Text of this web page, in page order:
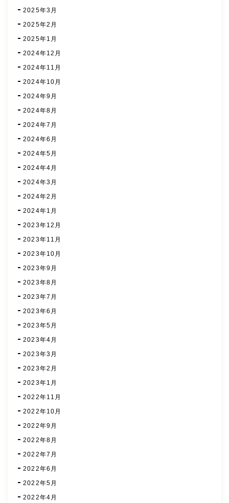
2025年3月
2025年2月
2025年1月
2024年12月
2024年11月
2024年10月
2024年9月
2024年8月
2024年7月
2024年6月
2024年5月
2024年4月
2024年3月
2024年2月
2024年1月
2023年12月
2023年11月
2023年10月
2023年9月
2023年8月
2023年7月
2023年6月
2023年5月
2023年4月
2023年3月
2023年2月
2023年1月
2022年11月
2022年10月
2022年9月
2022年8月
2022年7月
2022年6月
2022年5月
2022年4月